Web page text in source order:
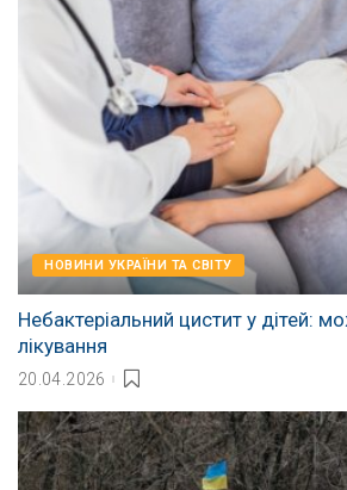
НОВИНИ УКРАЇНИ ТА СВІТУ
Небактеріальний цистит у дітей:
лікування
20.04.2026